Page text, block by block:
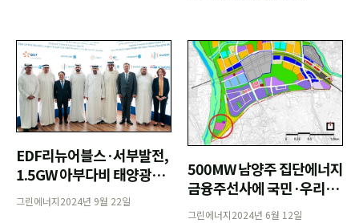
EDF리뉴어블스·서부발전,
1.5GW 아부다비 태양광사
업 금융종결
그린에너지2024년 9월 22일
500MW 남양주 집단에너지
금융주선사에 국민·우리銀
컨소시엄
그린에너지2024년 6월 12일